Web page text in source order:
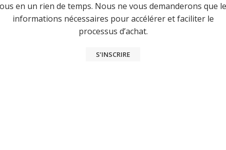
en un rien de temps. Nous ne vous demanderons que
informations nécessaires pour accélérer et faciliter le
processus d’achat.
S’INSCRIRE